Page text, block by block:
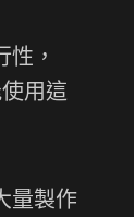
，
用這
量製作